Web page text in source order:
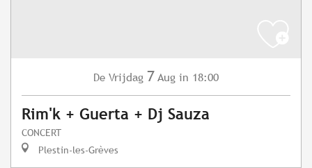
De Vrijdag 7 Aug in 18:00
Rim'k + Guerta + Dj Sauza
CONCERT
Plestin-les-Grèves